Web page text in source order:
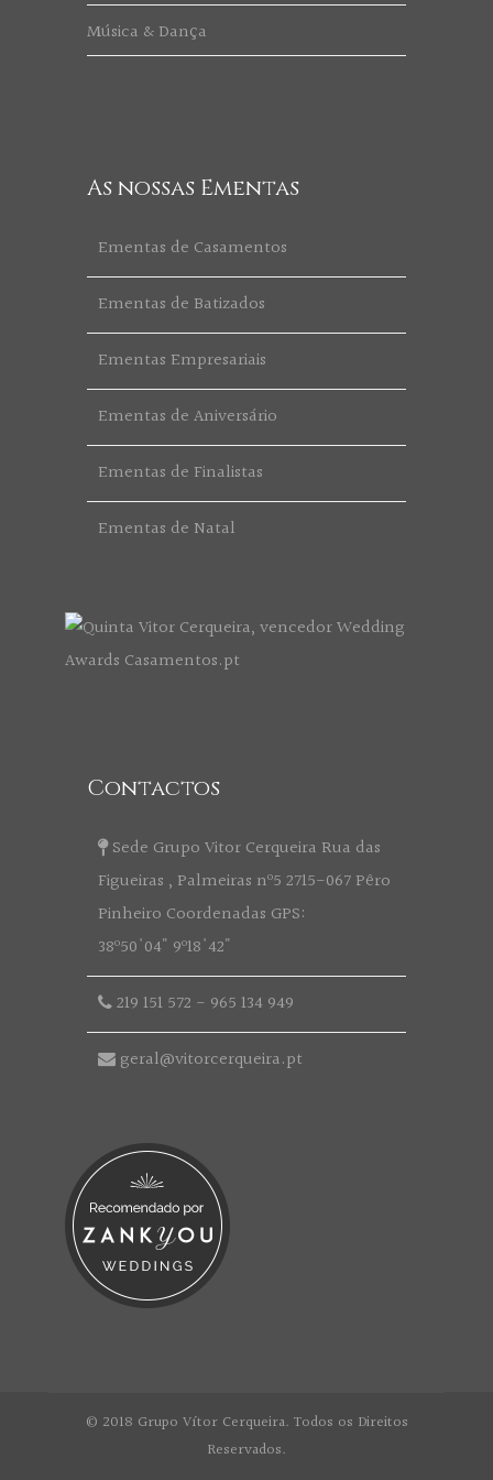
Música & Dança
As nossas Ementas
Ementas de Casamentos
Ementas de Batizados
Ementas Empresariais
Ementas de Aniversário
Ementas de Finalistas
Ementas de Natal
Contactos
Sede Grupo Vitor Cerqueira Rua das
Figueiras , Palmeiras nº5 2715-067 Pêro
Pinheiro Coordenadas GPS:
38º50'04" 9º18'42"
219 151 572 - 965 134 949
geral@vitorcerqueira.pt
© 2018 Grupo Vítor Cerqueira. Todos os Direitos
Reservados.